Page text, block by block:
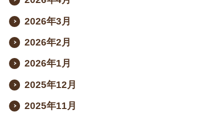
2026年3月
2026年2月
2026年1月
2025年12月
2025年11月